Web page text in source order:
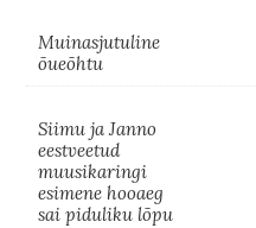
Muinasjutuline
õueõhtu
Siimu ja Janno
eestveetud
muusikaringi
esimene hooaeg
sai piduliku lõpu